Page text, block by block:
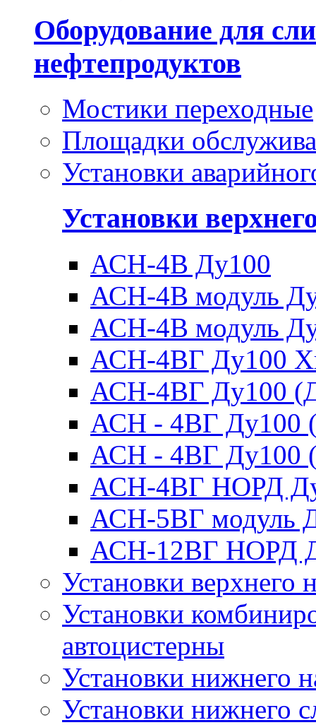
Оборудование для
нефтепродуктов
Мостики переходные
Площадки
Установки
Установки
АСН-4В Ду100
АСН-4В модуль
АСН-4В модуль
АСН-4ВГ Ду100
АСН-4ВГ Ду100
АСН - 4ВГ Ду100
АСН - 4ВГ Ду100
АСН-4ВГ НОРД
АСН-5ВГ модуль
АСН-12ВГ НОРД
Установки верхнего
Установки
автоцистерны
Установки нижнего
Установки нижнего